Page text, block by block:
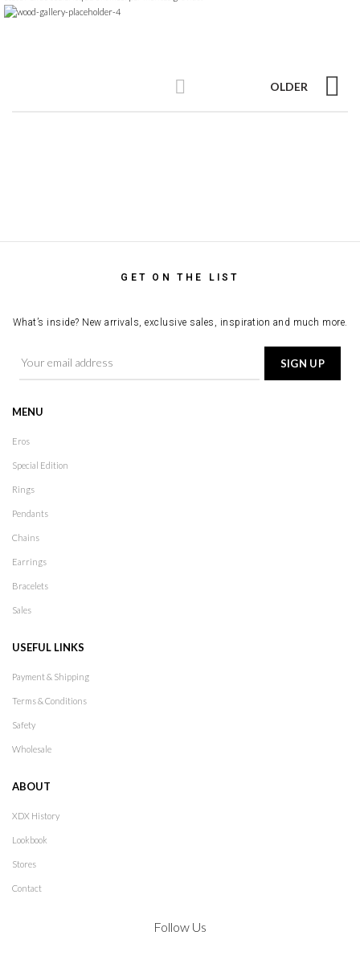
OLDER
GET ON THE LIST
What’s inside? New arrivals, exclusive sales, inspiration and much more.
MENU
Eros
Special Edition
Rings
Pendants
Chains
Earrings
Bracelets
Sales
USEFUL LINKS
Payment & Shipping
Terms & Conditions
Safety
Wholesale
ABOUT
XDX History
Lookbook
Stores
Contact
Follow Us